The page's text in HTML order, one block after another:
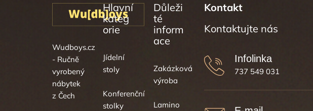
Wudboys.cz
- Ručně
vyrobený
nábytek
z Čech
Hlavní
kateg
orie
Jídelní
stoly
Konferenční
stolky
Důleži
té
inform
ace
Zakázková
výroba
Lamino
Kontakt
737 549 031